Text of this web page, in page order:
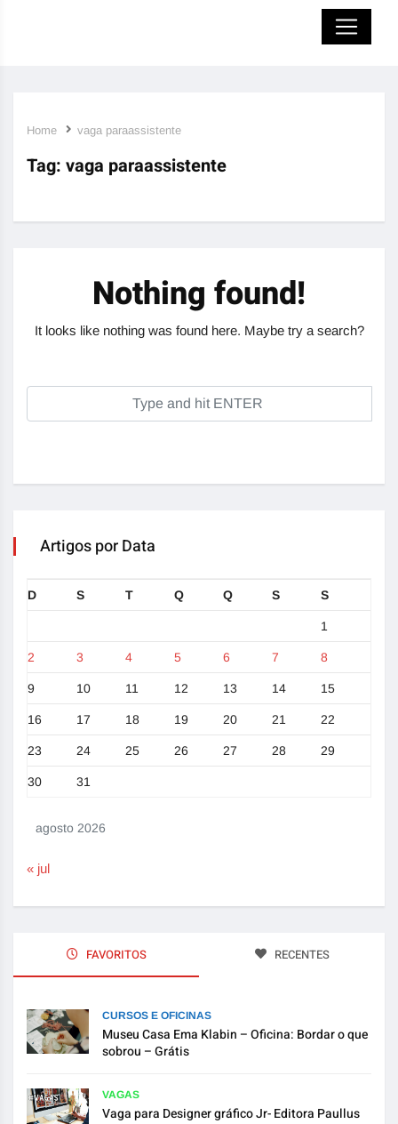
Home vaga paraassistente
Tag: vaga paraassistente
Nothing found!
It looks like nothing was found here. Maybe try a search?
Artigos por Data
agosto 2026
D S T Q Q S S
1
2 3 4 5 6 7 8
9 10 11 12 13 14 15
16 17 18 19 20 21 22
23 24 25 26 27 28 29
30 31
« jul
FAVORITOS RECENTES
CURSOS E OFICINAS
Museu Casa Ema Klabin – Oficina: Bordar o que
sobrou – Grátis
VAGAS
Vaga para Designer gráfico Jr- Editora Paullus